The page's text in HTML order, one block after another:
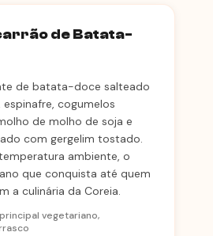
de Batata-
de batata-doce salteado
cogumelos
de molho de soja e
com gergelim tostado.
ambiente, o
que conquista até quem
a culinária da Coreia.
vegetariano,